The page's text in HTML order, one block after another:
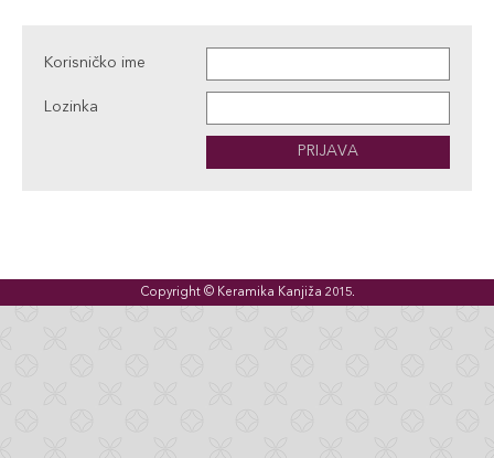
Korisničko ime
Lozinka
PRIJAVA
Copyright © Keramika Kanjiža 2015.